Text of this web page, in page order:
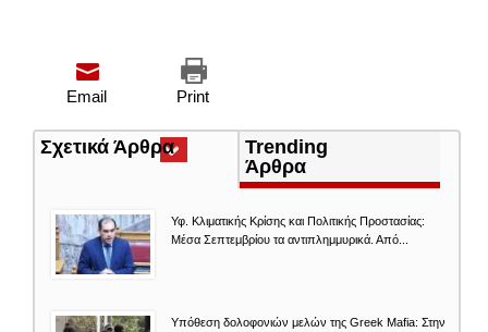
Print
Email
Σχετικά Άρθρα(ενεργή
καρτέλα)
Trending
Άρθρα
Υφ. Κλιματικής Κρίσης και Πολιτικής Προστασίας:
Μέσα Σεπτεμβρίου τα αντιπλημμυρικά. Από...
Υπόθεση δολοφονιών μελών της Greek Mafia: Στην